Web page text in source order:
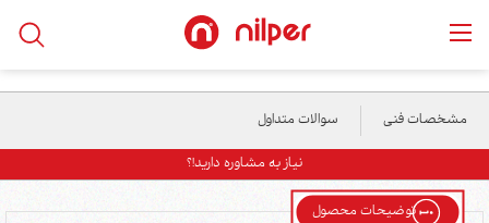
خانه/ صندلی بار نیلپر مدل NOCD 315O
مشخصات فنی سوالات متداول
نیاز به مشاوره دارید!؟
توضیحات محصول